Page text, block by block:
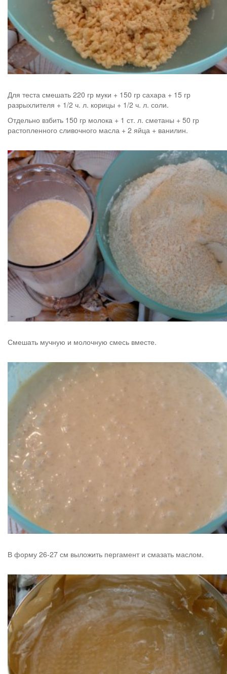
Для теста смешать 220 гр муки + 150 гр сахара + 15 гр
разрыхлителя + 1/2 ч. л. корицы + 1/2 ч. л. соли.
Отдельно взбить 150 гр молока + 1 ст. л. сметаны + 50 гр
растопленного сливочного масла + 2 яйца + ванилин.
Смешать мучную и молочную смесь вместе.
В форму 26-27 см выложить пергамент и смазать маслом.